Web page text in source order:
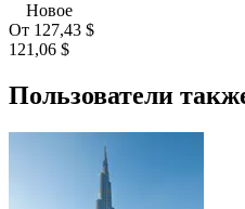
Новое
От 127,43 $
121,06 $
Пользователи